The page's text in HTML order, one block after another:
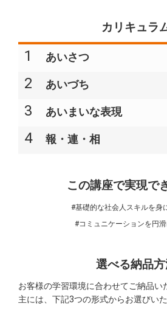
カリキュラ
1 あいさつ
2 あいづち
3 あいまいな表現
4 報・連・相
この講座で実現で
#基礎的な社会人スキルを身
#コミュニケーションを円
選べる納品
お客様の学習環境に合わせてご納品い
主には、下記3つの形式からお選びい